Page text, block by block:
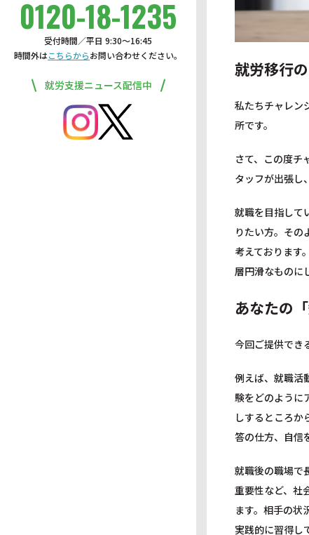
0120-18-1235
受付時間／平日 9:30〜16:45
時間外はこちらからお問い合わせください。
就労支援ニュース配信中
就労移行
私たちチャレン
所です。
さて、この度チ
タッフが出張し
就職を目指して
りたい方。その
考えております
層円滑なものに
あなたの
今回ご提供でき
例えば、就職活
験をどのように
しするところ
答の仕方、自信
就職後の職場で
重要性など、社
ます。相手の状
実践的に習得し